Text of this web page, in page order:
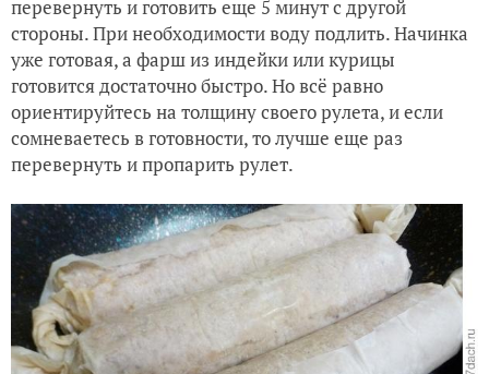
перевернуть и готовить еще 5 минут с другой
стороны. При необходимости воду подлить. Начинка
уже готовая, а фарш из индейки или курицы
готовится достаточно быстро. Но всё равно
ориентируйтесь на толщину своего рулета, и если
сомневаетесь в готовности, то лучше еще раз
перевернуть и пропарить рулет.